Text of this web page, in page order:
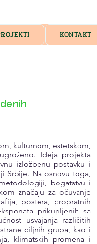
KONTAKT
kulturnom, estetskom,
Ideja projekta
izložbenu postavku i
Srbije. Na osnovu toga,
bogatstvu i
značaju za očuvanje
postera, propratnih
prikupljenih sa
usvajanja različitih
ciljnih grupa, kao i
klimatskih promena i